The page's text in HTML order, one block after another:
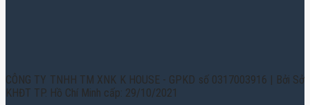
CÔNG TY TNHH TM XNK K HOUSE - GPKD số 0317003916 | Bởi Sở
KHĐT TP. Hồ Chí Minh cấp: 29/10/2021